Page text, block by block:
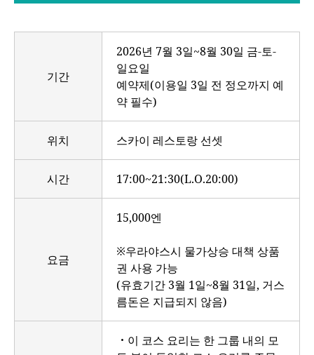
기간
2026년 7월 3일~8월 30일 금-토-
일요일
예약제(이용일 3일 전 정오까지 예
약 필수)
위치 스카이 레스토랑 선셋
시간 17:00~21:30(L.O.20:00)
요금
15,000엔
※우라야스시 물가상승 대책 상품
권 사용 가능
(유효기간 3월 1일~8월 31일, 거스
름돈은 지급되지 않음)
・이 코스 요리는 한 그룹 내의 모